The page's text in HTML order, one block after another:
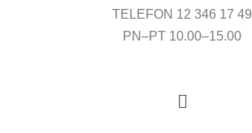
TELEFON 12 346 17 49
PN–PT 10.00–15.00
Menu